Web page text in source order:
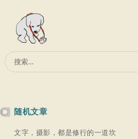
搜
索：
随机文章
文字，摄影，都是修行的一道坎